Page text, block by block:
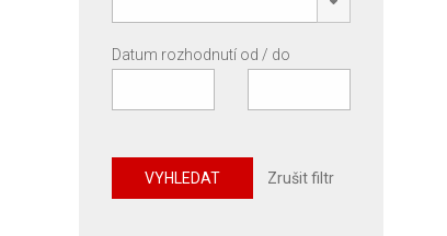
Datum rozhodnutí od / do
VYHLEDAT Zrušit filtr